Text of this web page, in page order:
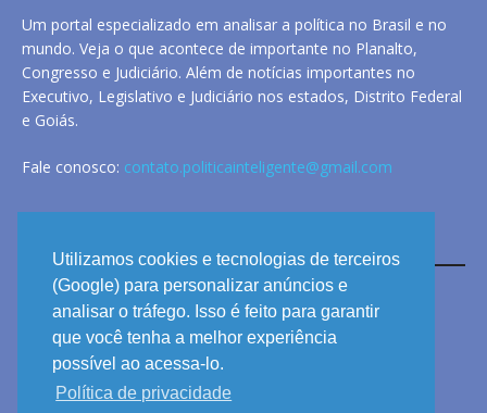
Utilizamos cookies e tecnologias de terceiros
(Google) para personalizar anúncios e
analisar o tráfego. Isso é feito para garantir
que você tenha a melhor experiência
possível ao acessa-lo.
Política de privacidade
Um portal especializado em analisar a política no Brasil e no
mundo. Veja o que acontece de importante no Planalto,
Congresso e Judiciário. Além de notícias importantes no
Executivo, Legislativo e Judiciário nos estados, Distrito Federal
e Goiás.
Fale conosco: contato.politicainteligente@gmail.com
LINKS
ANUNCIE
PRIVACIDADE
CONTATO